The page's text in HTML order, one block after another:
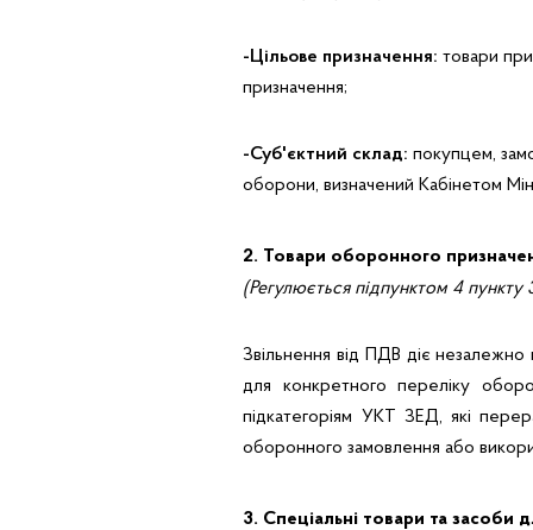
-Цільове призначення: товари
призначення;
-Суб'єктний склад: покупцем,
оборони, визначений Кабінетом
2. Товари оборонного
(Регулюється підпунктом 4
Звільнення від ПДВ діє
для конкретного переліку
підкатегоріям УКТ ЗЕД, які
оборонного замовлення або
3. Спеціальні товари та засоби